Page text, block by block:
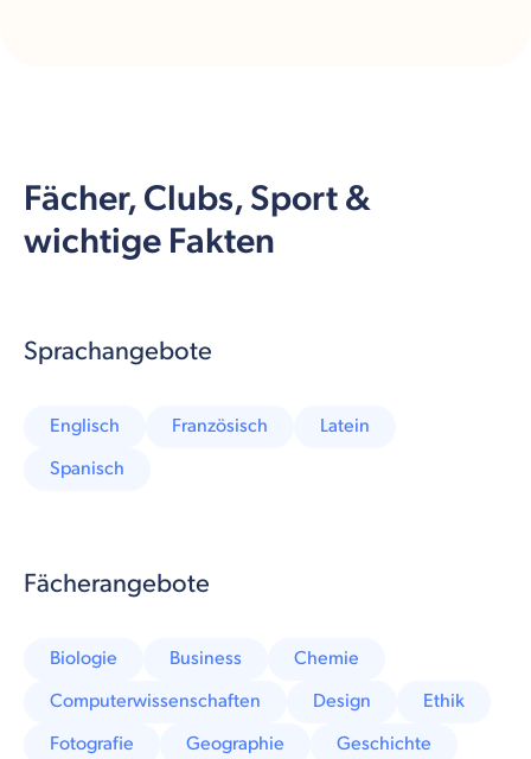
Fächer, Clubs, Sport &
wichtige Fakten
Sprachangebote
Englisch Französisch
Latein
Spanisch
Fächerangebote
Biologie Business
Chemie
Computerwissenschaften
Design
Ethik
Fotografie
Geographie
Geschichte